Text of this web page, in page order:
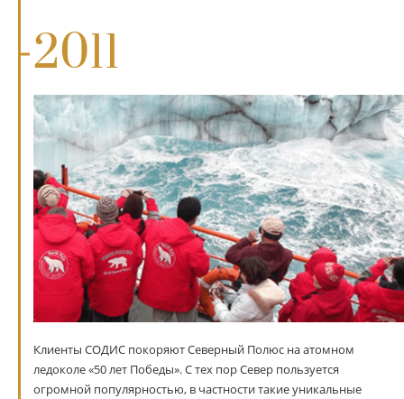
2011
Клиенты СОДИС покоряют Северный Полюс на атомном
ледоколе «50 лет Победы». С тех пор Север пользуется
огромной популярностью, в частности такие уникальные